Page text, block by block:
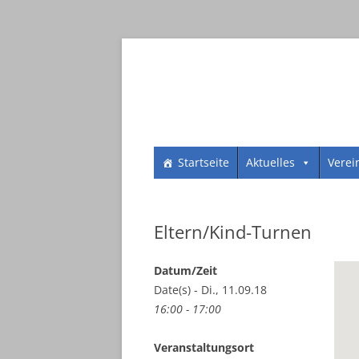
SV 1961 Dorheim
SV 1961 Dorheim e.V.
Zum
InhaltStartseite Aktuelles
Eltern/Kind-Turnen
Datum/Zeit
Date(s) - Di., 11.09.18
16:00 - 17:00
Veranstaltungsort